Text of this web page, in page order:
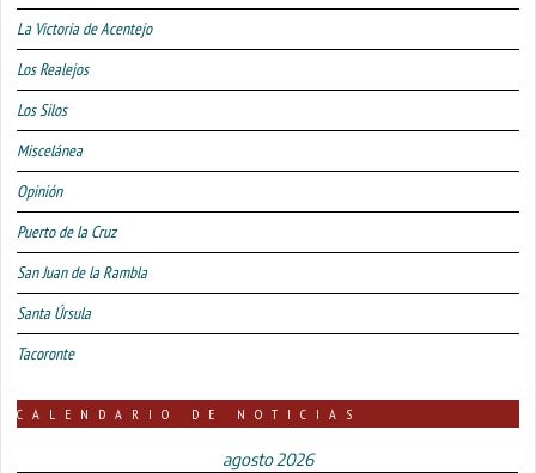
La Victoria de Acentejo
Los Realejos
Los Silos
Miscelánea
Opinión
Puerto de la Cruz
San Juan de la Rambla
Santa Úrsula
Tacoronte
CALENDARIO DE NOTICIAS
agosto 2026